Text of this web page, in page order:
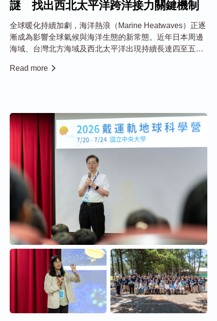
謎 找出西北太平洋跨洋接力關鍵機制
全球暖化持續加劇，海洋熱浪（Marine Heatwaves）正逐
漸成為影響全球氣候與海洋生態的新常態。近年日本周邊
海域、台灣北方海域及西北太平洋出現持續長達四至五年
區域氣候型態。這些海洋熱浪為何「久燒不退」？中央大
Read more